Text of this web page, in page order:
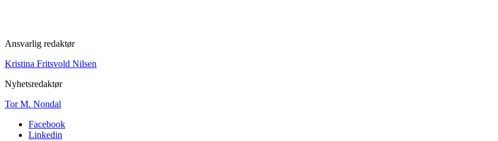
Ansvarlig redaktør
Kristina Fritsvold Nilsen
Nyhetsredaktør
Tor M. Nondal
Facebook
Linkedin